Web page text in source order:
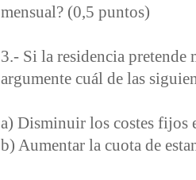
mensual? (0,5 puntos)
3.- Si la residencia
argumente cuál de las
a) Disminuir los costes fijos
b) Aumentar la cuota de